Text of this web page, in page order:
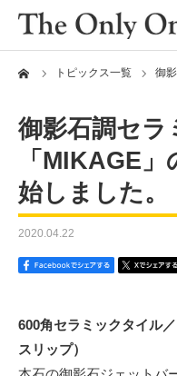
トピックス一覧 御
御影石調セ
「MIKAGE
始しました。
2020.04.22
600角セラミックタイル
スリップ）レベリングシステム